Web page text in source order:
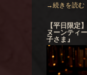
→続きを読む
【平日限定
ヌーンティ
子さま』